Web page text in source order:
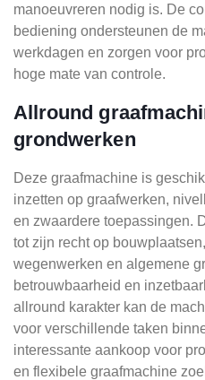
manoeuvreren nodig is. De
bediening ondersteunen de
werkdagen en zorgen voor
hoge mate van controle.
Allround
grondwerken
Deze graafmachine is
inzetten op graafwerken,
en zwaardere toepassingen.
tot zijn recht op
wegenwerken en algemene
betrouwbaarheid en
allround karakter kan de
voor verschillende taken
interessante aankoop voor
en flexibele graafmachine